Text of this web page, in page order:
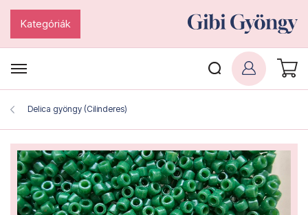
Kategóriák
Delica gyöngy (Cilinderes)